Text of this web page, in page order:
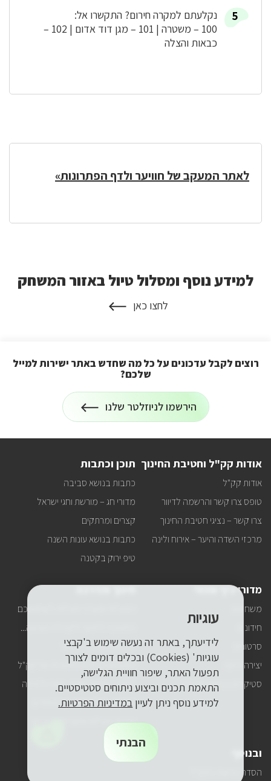
נקלעתם למקרה חירום? התקשרו אל:
100 – משטרה | 101 – מגן דוד אדום | 102 –
כבאות והצלה
לאתר המעקב של חוויער ולדף הפתרונות»
למידע
ומסלול
למידע נוסף ומסלול טיול באזור המשחק
לחצו כאןעל
באזור
המשחק
הרשמה
לניוזלטר
רוצים לקבל עדכונים על כל מה שחדש באתר ישירות למייל
שלכם?
הירשמו לניוזלטר שלנו
על
רוצים
כל
באתר
ישירות
למייל
אודות קק"ל וחטיבת החינוך
אודות קק"ל
טופס צרו קשר והרשמה לדיוור
צרו קשר – נציגי חטיבת החינוך
מרכזי השדה והיער – אירוח ולינה
תוכן וכתבות
כתבות בנושא סביבה
מדורי חג – מורשת וחגי ישראל
קצרים ומרתקים
כתבות בנושא עונות השנה
טיפ ירוק בקטנה
מדורי כיף ופנאי
משחקים
חידונים
סרטונים
יצירה ירוקה
סטיקרים בנושאי סביבה
חינוך והדרכה
הפעלות ומערכי פעילות לשימושכם
החטיבה לחינוך ולקהילה מציעה...
תוכניות חטיבת החינוך
הפעלות הניידת החינוכית של קק"ל
ODT – גיבוש, אתגר, חוויה ולמידה
מסעות, טיולים ואתרים מיוחדים
ערכות פעילות ומוצרים חינוכיים
ובנוסף
הסדרי נגישות בקק"ל
עוגיות
לידיעתך, באתר זה נעשה שימוש ב'קבצי
עוגיות' (Cookies) ובכלים דומים לצורך
תפעול האתר, שיפור חוויית הגלישה,
התאמת תכנים וביצוע ניתוחים סטטיסטיים.
למידע נוסף ניתן לעיין במדיניות הפרטיות.
הבנתי